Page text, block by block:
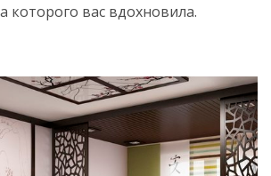
которого вас вдохновила.
etno-